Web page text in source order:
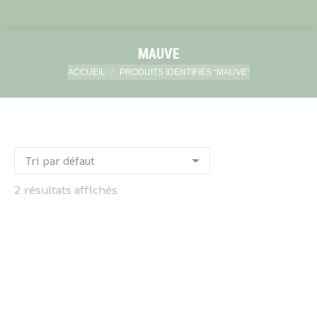
MAUVE
Vous êtes ici :
ACCUEIL PRODUITS IDENTIFIÉS “MAUVE”
2 résultats affichés